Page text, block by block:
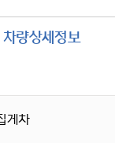
차량상세정보
게차